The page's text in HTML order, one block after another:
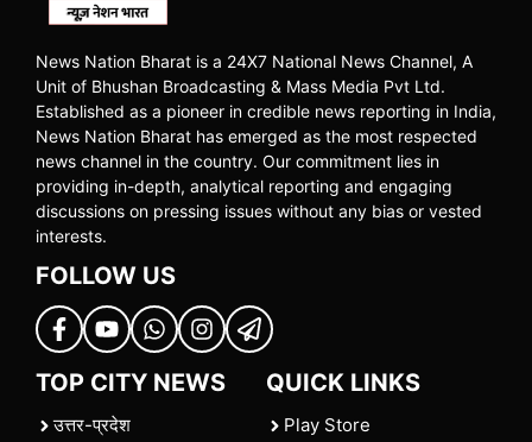
News Nation Bharat is a 24X7 National News Channel, A
Unit of Bhushan Broadcasting & Mass Media Pvt Ltd.
Established as a pioneer in credible news reporting in India,
News Nation Bharat has emerged as the most respected
news channel in the country. Our commitment lies in
providing in-depth, analytical reporting and engaging
discussions on pressing issues without any bias or vested
interests.
FOLLOW US
TOP CITY NEWS
उत्तर-प्रदेश
QUICK LINKS
Play Store